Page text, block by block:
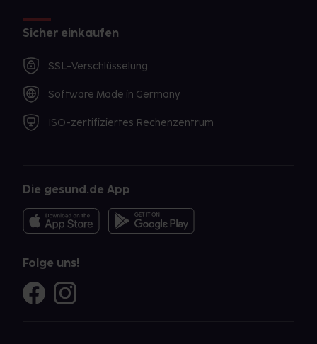
Sicher einkaufen
SSL-Verschlüsselung
Software Made in Germany
ISO-zertifiziertes Rechenzentrum
Die gesund.de App
Folge uns!